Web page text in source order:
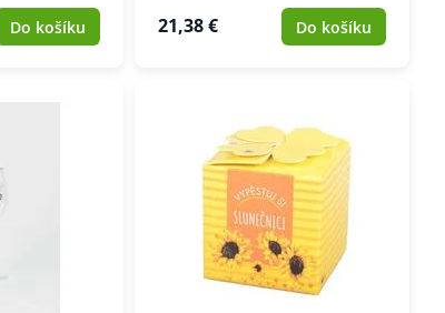
Do košíku 21,38 € Do košíku